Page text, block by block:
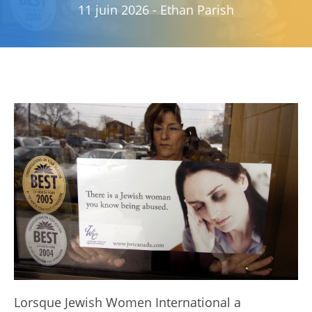
11 juin 2026 - Ethan Parish
Lorsque Jewish Women International a